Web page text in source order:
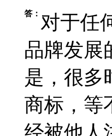
答： 对于任
品牌发展
是，很多
商标，等